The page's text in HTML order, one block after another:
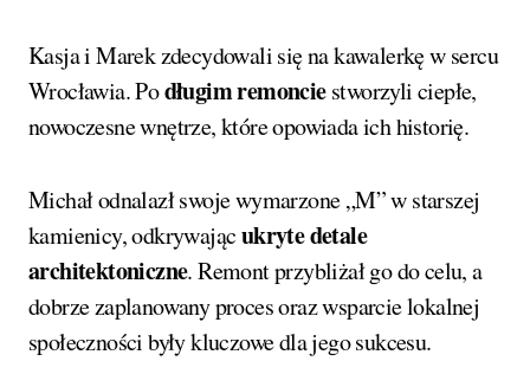
Kasja i Marek zdecydowali się na kawalerkę w sercu
Wrocławia. Podługim remonciestworzyli ciepłe,
nowoczesne wnętrze, które opowiada ich historię.
Michał odnalazł swoje wymarzone „M” w starszej
kamienicy, odkrywającukryte detale
architektoniczne. Remont przybliżał go do celu, a
dobrze zaplanowany proces oraz wsparcie lokalnej
społeczności były kluczowe dla jego sukcesu.